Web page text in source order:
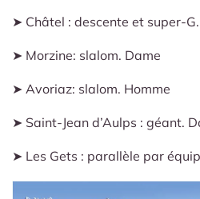
➤ Châtel : descente et super-
➤ Morzine: slalom. Dame
➤ Avoriaz: slalom. Homme
➤ Saint-Jean d’Aulps : géant.
➤ Les Gets : parallèle par